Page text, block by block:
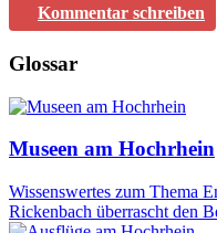
Kommentar schreiben
Glossar
Museen am Hochrhein
Wissenswertes zum Thema
Rickenbach überrascht den